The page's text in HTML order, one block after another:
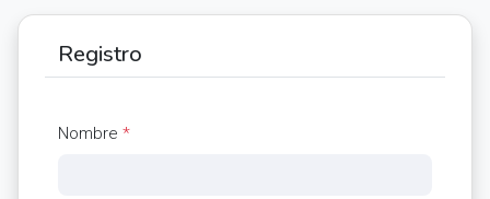
Registro
Nombre *